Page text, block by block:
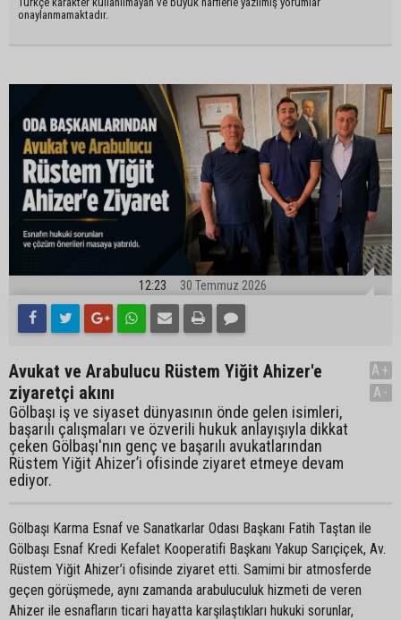
onaylanmamaktadır.
12:23 30 Temmuz 2026
Avukat ve Arabulucu Rüstem Yiğit Ahizer'e
ziyaretçi akını
Gölbaşı iş ve siyaset dünyasının önde gelen isimleri,
başarılı çalışmaları ve özverili hukuk anlayışıyla dikkat
çeken Gölbaşı'nın genç ve başarılı avukatlarından
Rüstem Yiğit Ahizer’i ofisinde ziyaret etmeye devam
ediyor.
A+
A-
Gölbaşı Karma Esnaf ve Sanatkarlar Odası Başkanı Fatih Taştan ile
Gölbaşı Esnaf Kredi Kefalet Kooperatifi Başkanı Yakup Sarıçiçek, Av.
Rüstem Yiğit Ahizer’i ofisinde ziyaret etti. Samimi bir atmosferde
geçen görüşmede, aynı zamanda arabuluculuk hizmeti de veren
Ahizer ile esnafların ticari hayatta karşılaştıkları hukuki sorunlar,